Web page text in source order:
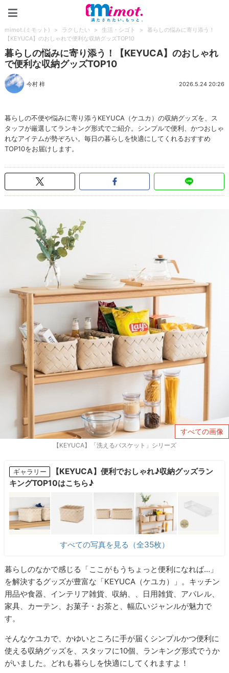
mimot.(ミモット) > ラクしたい > 生活・シゴト >
暮らしの悩みに寄り添う！
【KEYUCA】のおしゃれで便利な収納グッズTOP10
暮らしの悩みに寄り添う！【KEYUCA】のおしゃれ
で便利な収納グッズTOP10
今村 梓 2026.5.24 20:26
暮らしの不便や悩みに寄り添うKEYUCA（ケユカ）の収納グッズを、ス
タッフが厳選してランキング形式でご紹介。シンプルで便利、かつおしゃ
れなアイテムが勢ぞろい。毎日の暮らしを快適にしてくれるおすすめ
TOP10をお届けします。
すべての画像
【KEYUCA】「洗えるバスケット」シリーズ
ギャラリー
【KEYUCA】便利でおしゃれ♪収納グッズラン
キングTOP10はこちら♪
すべての写真を見る（全35枚）
暮らしのなかで感じる「ここがもうちょっと便利になれば…」
を解決するグッズが豊富な「KEYUCA（ケユカ）」。キッチン
用品や食器、インテリア雑貨、収納、、日用雑貨、アパレル、
家具、カーテン、お菓子・お茶と、幅広いジャンルが魅力で
す。
そんなケユカで、かゆいところに手が届くシンプルかつ便利に
使える収納グッズを、スタッフに10個、ランキング形式でうか
がいました。どれも暮らしを快適にしてくれますよ！